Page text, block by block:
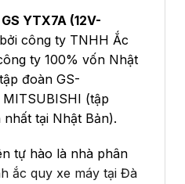
YTX7A (12V-
công ty TNHH Ắc
ty 100% vốn Nhật
đoàn GS-
(tập
tại Nhật Bản).
tự hào là nhà phân
ắc quy xe máy tại Đà